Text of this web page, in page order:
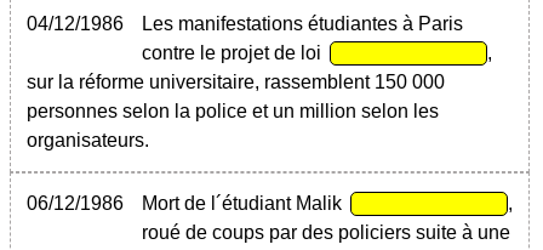
04/12/1986
Les manifestations étudiantes à Paris
contre le projet de loi
,
sur la réforme universitaire, rassemblent 150 000
personnes selon la police et un million selon les
organisateurs.
06/12/1986 Mort de l´étudiant Malik
,
roué de coups par des policiers suite à une